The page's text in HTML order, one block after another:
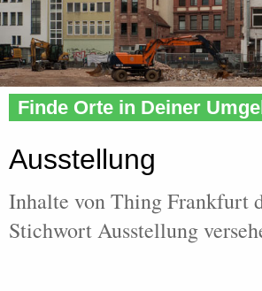
Home»Tags» Ausstellung
Finde Orte in Deiner
Ausstellung
Inhalte von Thing Frankfurt
Stichwort Ausstellung
Activity
Recent Posts